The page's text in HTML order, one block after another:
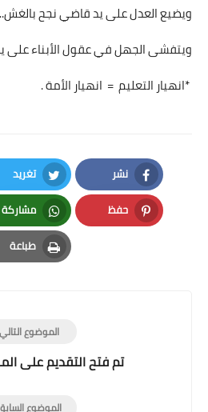
ويضيع العدل على يد قاضي نجح
ويتفشى الجهل في عقول الأبناء على
*انهيار التعليم = انهيار الأمة .
نشر
Facebook
تغريد
Twitter
حفظ
Pinterest
مشاركة
Whatsapp
طباعة
Print
الموضوع التالي
تم فتح التقديم على
الموضوع